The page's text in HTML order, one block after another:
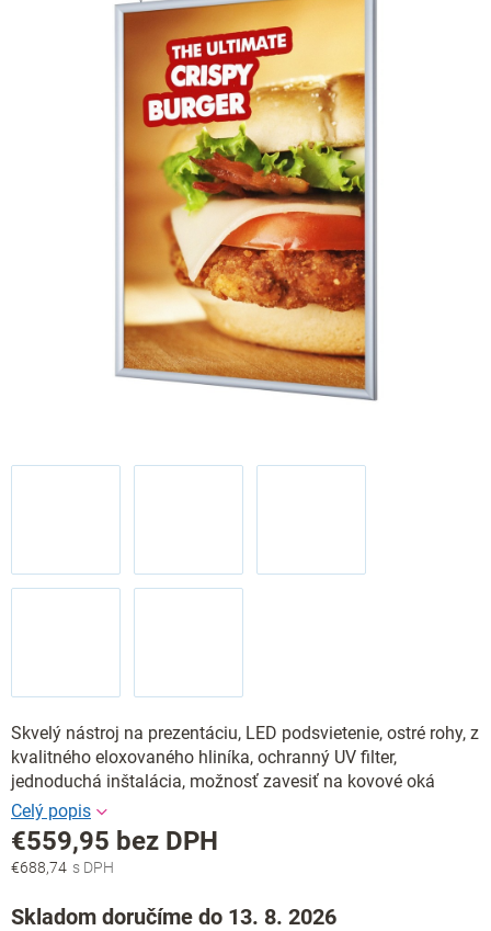
Skvelý nástroj na prezentáciu, LED podsvietenie, ostré rohy, z
kvalitného eloxovaného hliníka, ochranný UV filter,
jednoduchá inštalácia, možnosť zavesiť na kovové oká
€688,74
€559,95 bez DPH
Jednotková
Skladom doručíme do 13. 8. 2026